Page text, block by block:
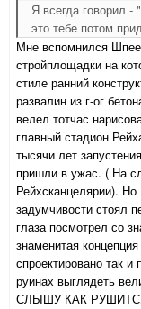
Я всегда говорил -
это тебе потом
Мне вспомнился
стройплощадки на
стиле ранний
развалин из г-ог
велел тотчас
главный стадион
тысячи лет
пришли в ужас. ( На
Рейхсканцелярии).
задумчивости стоял
глаза посмотрел со
знаменитая
спроектировано так
руинах выглядеть
СЛЫШУ КАК